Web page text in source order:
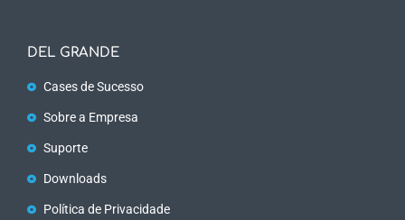
DEL GRANDE
Cases de Sucesso
Sobre a Empresa
Suporte
Downloads
Política de Privacidade